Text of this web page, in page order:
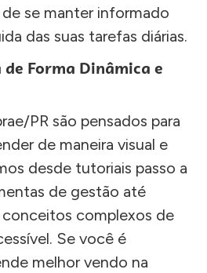
se manter informado
das suas tarefas diárias.
Forma Dinâmica e
PR são pensados para
de maneira visual e
desde tutoriais passo a
de gestão até
complexos de
Se você é
melhor vendo na